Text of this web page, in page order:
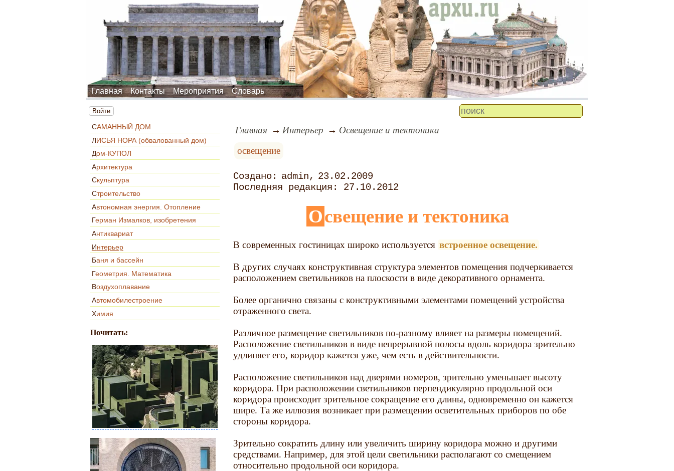
Главная Контакты Мероприятия Словарь
Войти
САМАННЫЙ ДОМ
ЛИСЬЯ НОРА (обвалованный дом)
Дом-КУПОЛ
Архитектура
Скульптура
Строительство
Автономная энергия. Отопление
Герман Измалков, изобретения
Антиквариат
Интерьер
Баня и бассейн
Геометрия. Математика
Воздухоплавание
Автомобилестроение
Химия
Почитать:
Главная Интерьер
Освещение и тектоника
освещение
admin
23.02.2009
27.10.2012
Освещение и тектоника
В современных гостиницах широко используется встроенное освещение.
В других случаях конструктивная структура элементов помещения подчеркивается
расположением светильников на плоскости в виде декоративного орнамента.
Более органично связаны с конструктивными элементами помещений устройства
отраженного света.
Различное размещение светильников по-разному влияет на размеры помещений.
Расположение светильников в виде непрерывной полосы вдоль коридора зрительно
удлиняет его, коридор кажется уже, чем есть в действительности.
Расположение светильников над дверями номеров, зрительно уменьшает высоту
коридора. При расположении светильников перпендикулярно продольной оси
коридора происходит зрительное сокращение его длины, одновременно он кажется
шире. Та же иллюзия возникает при размещении осветительных приборов по обе
стороны коридора.
Зрительно сократить длину или увеличить ширину коридора можно и другими
средствами. Например, для этой цели светильники располагают со смещением
относительно продольной оси коридора.